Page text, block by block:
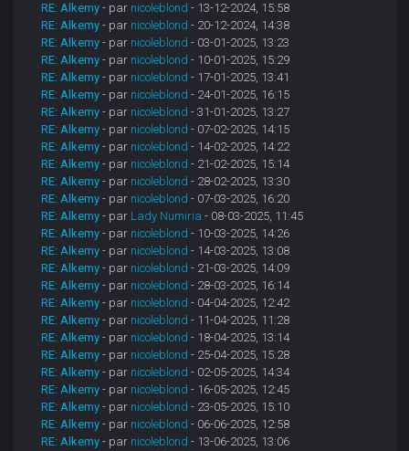
RE: Alkemy - par nicoleblond - 13-12-2024, 15:58
RE: Alkemy - par nicoleblond - 20-12-2024, 14:38
RE: Alkemy - par nicoleblond - 03-01-2025, 13:23
RE: Alkemy - par nicoleblond - 10-01-2025, 15:29
RE: Alkemy - par nicoleblond - 17-01-2025, 13:41
RE: Alkemy - par nicoleblond - 24-01-2025, 16:15
RE: Alkemy - par nicoleblond - 31-01-2025, 13:27
RE: Alkemy - par nicoleblond - 07-02-2025, 14:15
RE: Alkemy - par nicoleblond - 14-02-2025, 14:22
RE: Alkemy - par nicoleblond - 21-02-2025, 15:14
RE: Alkemy - par nicoleblond - 28-02-2025, 13:30
RE: Alkemy - par nicoleblond - 07-03-2025, 16:20
RE: Alkemy - par Lady Numiria - 08-03-2025, 11:45
RE: Alkemy - par nicoleblond - 10-03-2025, 14:26
RE: Alkemy - par nicoleblond - 14-03-2025, 13:08
RE: Alkemy - par nicoleblond - 21-03-2025, 14:09
RE: Alkemy - par nicoleblond - 28-03-2025, 16:14
RE: Alkemy - par nicoleblond - 04-04-2025, 12:42
RE: Alkemy - par nicoleblond - 11-04-2025, 11:28
RE: Alkemy - par nicoleblond - 18-04-2025, 13:14
RE: Alkemy - par nicoleblond - 25-04-2025, 15:28
RE: Alkemy - par nicoleblond - 02-05-2025, 14:34
RE: Alkemy - par nicoleblond - 16-05-2025, 12:45
RE: Alkemy - par nicoleblond - 23-05-2025, 15:10
RE: Alkemy - par nicoleblond - 06-06-2025, 12:58
RE: Alkemy - par nicoleblond - 13-06-2025, 13:06